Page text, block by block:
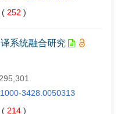
( 252 )
系统融合研究
3428.0050313
( 214 )